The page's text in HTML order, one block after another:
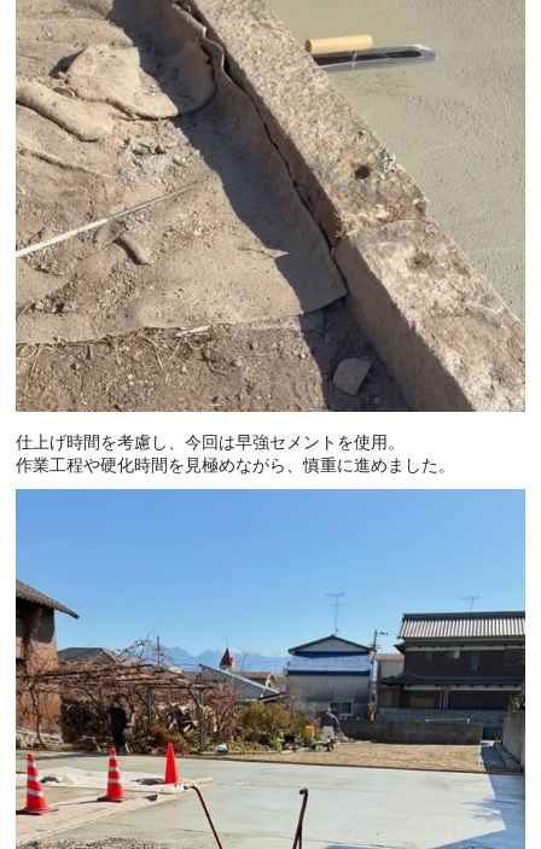
仕上げ時間を考慮し、今回は早強セメント を使用。
作業工程や硬化時間を見極めながら、慎重に進めました。